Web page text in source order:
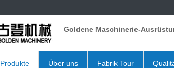
Goldene Maschinerie-
Produkte Über uns Fabrik Tour